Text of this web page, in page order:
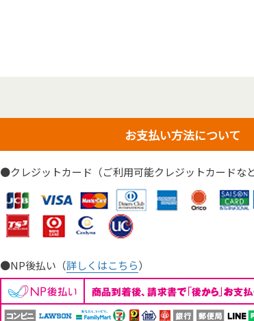
お支払い方法について
●クレジットカード（ご利用可能クレジットカードな
●NP後払い（詳しくはこちら）